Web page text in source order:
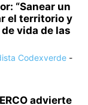
“Sanear un
el territorio y
vida de las
Codexverde -
advierte